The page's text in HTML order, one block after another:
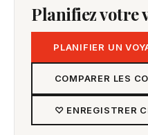
Planifiez votre
PLANIFIER UN
COMPARER LES
♡ ENREGISTRER